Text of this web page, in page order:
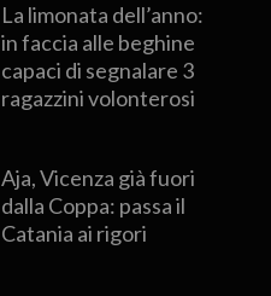
La limonata dell’anno:
in faccia alle beghine
capaci di segnalare 3
ragazzini volonterosi
Aja, Vicenza già fuori
dalla Coppa: passa il
Catania ai rigori